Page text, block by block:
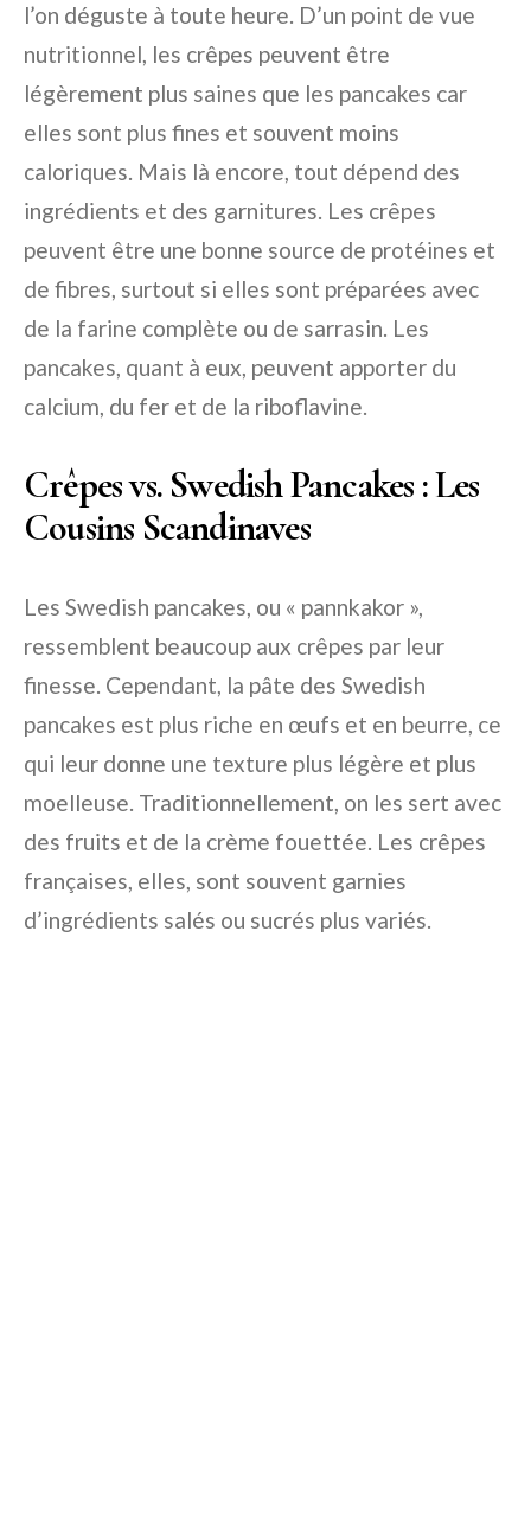
l’on déguste à toute heure. D’un point de vue
nutritionnel, les crêpes peuvent être
légèrement plus saines que les pancakes car
elles sont plus fines et souvent moins
caloriques. Mais là encore, tout dépend des
ingrédients et des garnitures. Les crêpes
peuvent être une bonne source de protéines et
de fibres, surtout si elles sont préparées avec
de la farine complète ou de sarrasin. Les
pancakes, quant à eux, peuvent apporter du
calcium, du fer et de la riboflavine.
Crêpes vs. Swedish Pancakes : Les
Cousins Scandinaves
Les Swedish pancakes, ou « pannkakor »,
ressemblent beaucoup aux crêpes par leur
finesse. Cependant, la pâte des Swedish
pancakes est plus riche en œufs et en beurre, ce
qui leur donne une texture plus légère et plus
moelleuse. Traditionnellement, on les sert avec
des fruits et de la crème fouettée. Les crêpes
françaises, elles, sont souvent garnies
d’ingrédients salés ou sucrés plus variés.